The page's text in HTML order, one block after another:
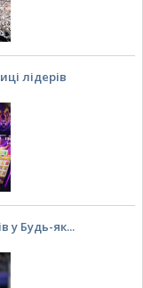
лідерів
у Будь-як...